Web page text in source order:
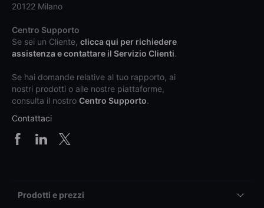
20122 Milano
Centro Supporto
Se sei un Cliente, clicca qui per richiedere
assistenza e contattare il Servizio Clienti.
Se hai domande relative al tuo rapporto, ai
nostri prodotti o alle nostre piattaforme,
consulta il nostro Centro Supporto.
Contattaci
Prodotti e prezzi